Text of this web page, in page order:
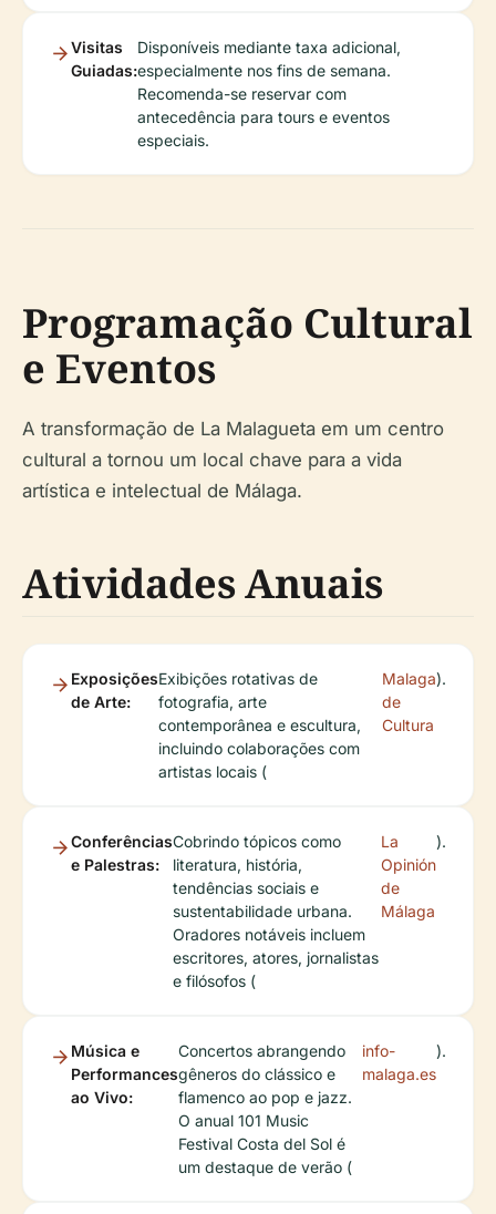
Visitas
Guiadas:
Disponíveis mediante taxa adicional,
especialmente nos fins de semana.
Recomenda-se reservar com
antecedência para tours e eventos
especiais.
Programação Cultural
e Eventos
A transformação de La Malagueta em um centro
cultural a tornou um local chave para a vida
artística e intelectual de Málaga.
Atividades Anuais
Exposições
de Arte:
Exibições rotativas de
fotografia, arte
contemporânea e escultura,
incluindo colaborações com
artistas locais (
Malaga
de
Cultura
).
Conferências
e Palestras:
Cobrindo tópicos como
literatura, história,
tendências sociais e
sustentabilidade urbana.
Oradores notáveis incluem
escritores, atores, jornalistas
e filósofos (
La
Opinión
de
Málaga
).
Música e
Performances
ao Vivo:
Concertos abrangendo
gêneros do clássico e
flamenco ao pop e jazz.
O anual 101 Music
Festival Costa del Sol é
um destaque de verão (
info-
malaga.es
).